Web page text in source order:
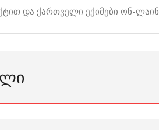
და ქართველი ექიმები ონ-ლაინ